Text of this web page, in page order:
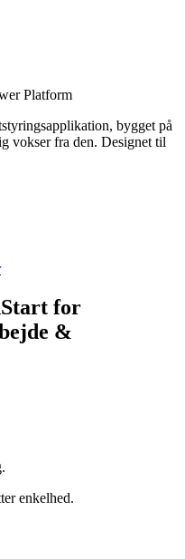
Platform
bygget på
vokser fra den. Designet til
for
&
enkelhed.